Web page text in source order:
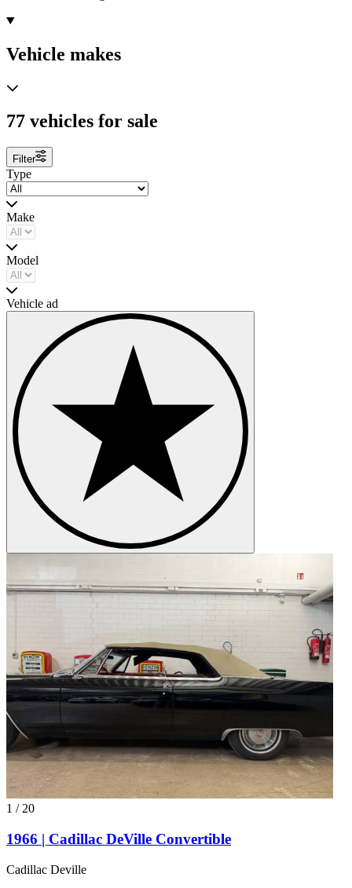
Vehicle makes
77 vehicles for sale
Filter
Type
Make
Model
Vehicle ad
1 /20
1966 | Cadillac DeVille Convertible
Cadillac Deville